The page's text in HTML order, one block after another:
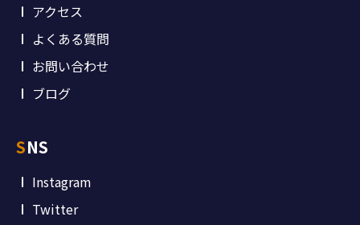
アクセス
よくある質問
お問い合わせ
ブログ
SNS
Instagram
Twitter